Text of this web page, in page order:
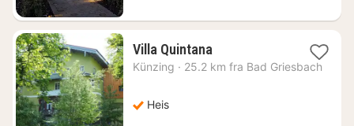
Villa Quintana1
natt
Künzing · 25.2 km fra Bad Griesbach
Heis